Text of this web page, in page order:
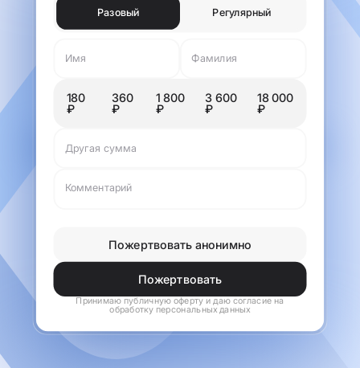
Разовый Регулярный
Имя Фамилия
180
₽
360
₽
1 800
₽
3 600
₽
18 000
₽
Другая сумма
Комментарий
Пожертвовать анонимно
Пожертвовать
Принимаю публичную оферту и даю согласие на
обработку персональных данных